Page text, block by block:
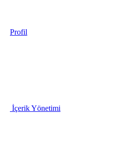
Profil
İçerik Yönetimi